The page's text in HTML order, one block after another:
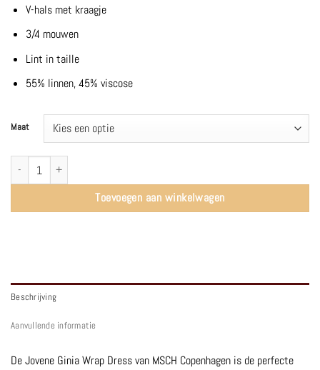
V-hals met kraagje
3/4 mouwen
Lint in taille
55% linnen, 45% viscose
Maat
MSCHJovene Ginia 3/4 Wrap Dress | Black - MSCH Copenhagen aantal
Toevoegen aan winkelwagen
Beschrijving
Aanvullende informatie
De Jovene Ginia Wrap Dress van MSCH Copenhagen is de perfecte